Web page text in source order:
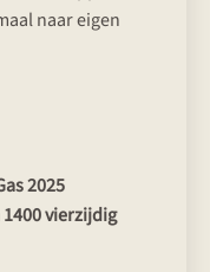
naar eigen
2025
vierzijdig